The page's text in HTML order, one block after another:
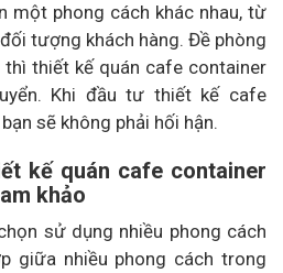
một phong cách khác nhau, từ
tượng khách hàng. Đề phòng
thì thiết kế quán cafe container
Khi đầu tư thiết kế cafe
sẽ không phải hối hận.
kế quán cafe container
khảo
sử dụng nhiều phong cách
giữa nhiều phong cách trong